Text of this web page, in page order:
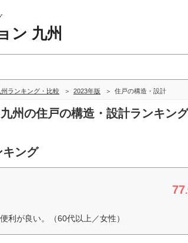
ン 九州
ランキング・比較 2023年版 住戸の構造・設計
州の住戸の構造・設計ランキン
キング
77
利が良い。（60代以上／女性）